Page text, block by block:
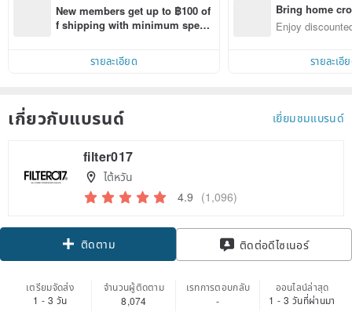
New members get up to ฿100 of
f shipping with minimum spen
within 7 days!
รายละเอียด
Bring home
n with ease
Enjoy
รายละเอี
เกี่ยวกับแบรนด์ เยี่ยมชมแบรนด์
filter017
ไต้หวัน
4.9 (1,096)
ติดตาม ติดต่อดีไซเนอร์
เตรียมจัดส่ง
1 - 3 วัน
จำนวนผู้ติดตาม
8,074
เรทการตอบกลับ
-
ออนไลน์ล่าสุด
1 - 3 วันที่ผ่านมา